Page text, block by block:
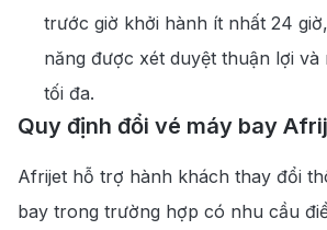
trước giờ khởi hành ít nhất 24
năng được xét duyệt thuận lợi và
tối đa.
Quy định đổi vé máy bay
Afrijet hỗ trợ hành khách thay đổi
bay trong trường hợp có nhu cầu